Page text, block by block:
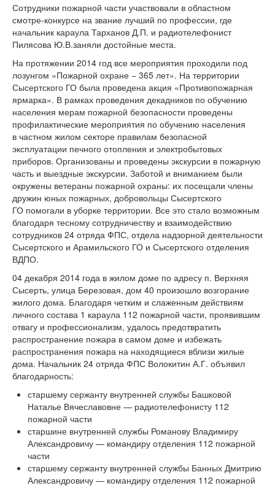
Сотрудники пожарной части участвовали в областном
смотре-конкурсе на звание лучший по профессии, где
начальник караула Тарханов Д.П. и радиотелефонист
Пилясова Ю.В.заняли достойные места.
На протяжении 2014 год все мероприятия проходили под
лозунгом «Пожарной охране − 365 лет». На территории
Сысертского ГО была проведена акция «Противопожарная
ярмарка». В рамках проведения декадников по обучению
населения мерам пожарной безопасности проведены
профилактические мероприятия по обучению населения
в частном жилом секторе правилам безопасной
эксплуатации печного отопления и электробытовых
приборов. Организованы и проведены экскурсии в пожарную
часть и выездные экскурсии. Заботой и вниманием были
окружены ветераны пожарной охраны: их посещали члены
дружин юных пожарных, добровольцы Сысертского
ГО помогали в уборке территории. Все это стало возможным
благодаря тесному сотрудничеству и взаимодействию
сотрудников 24 отряда ФПС, отдела надзорной деятельности
Сысертского и Арамильского ГО и Сысертского отделения
ВДПО.
04 декабря 2014 года в жилом доме по адресу п. Верхняя
Сысерть, улица Березовая, дом 40 произошло возгорание
жилого дома. Благодаря четким и слаженным действиям
личного состава 1 караула 112 пожарной части, проявившим
отвагу и профессионализм, удалось предотвратить
распространение пожара в самом доме и избежать
распространения пожара на находящиеся вблизи жилые
дома. Начальник 24 отряда ФПС Волокитин А.Г. объявил
благодарность:
старшему сержанту внутренней службы Башковой
Наталье Вячеславовне — радиотелефонисту 112
пожарной части
старшине внутренней службы Романову Владимиру
Александровичу — командиру отделения 112 пожарной
части
старшему сержанту внутренней службы Банных Дмитрию
Александровичу — командиру отделения 112 пожарной